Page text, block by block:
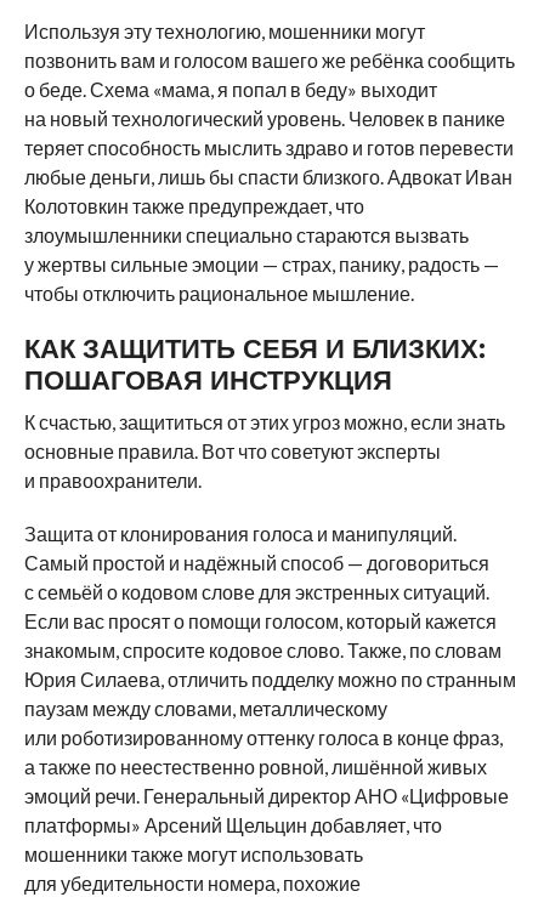
Используя эту технологию, мошенники могут
позвонить вам и голосом вашего же ребёнка сообщить
о беде. Схема «мама, я попал в беду» выходит
на новый технологический уровень. Человек в панике
теряет способность мыслить здраво и готов перевести
любые деньги, лишь бы спасти близкого. Адвокат Иван
Колотовкин также предупреждает, что
злоумышленники специально стараются вызвать
у жертвы сильные эмоции — страх, панику, радость —
чтобы отключить рациональное мышление.
КАК ЗАЩИТИТЬ СЕБЯ И БЛИЗКИХ:
ПОШАГОВАЯ ИНСТРУКЦИЯ
К счастью, защититься от этих угроз можно, если знать
основные правила. Вот что советуют эксперты
и правоохранители.
Защита от клонирования голоса и манипуляций.
Самый простой и надёжный способ — договориться
с семьёй о кодовом слове для экстренных ситуаций.
Если вас просят о помощи голосом, который кажется
знакомым, спросите кодовое слово. Также, по словам
Юрия Силаева, отличить подделку можно по странным
паузам между словами, металлическому
или роботизированному оттенку голоса в конце фраз,
а также по неестественно ровной, лишённой живых
эмоций речи. Генеральный директор АНО «Цифровые
платформы» Арсений Щельцин добавляет, что
мошенники также могут использовать
для убедительности номера, похожие